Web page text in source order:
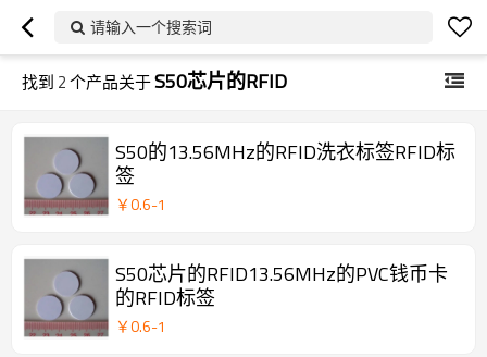
请输入一个搜索词
找到 2个产品关于S50芯片的RFID
S50的13.56MHz的RFID洗衣标签RFID标
签
￥0.6-1
S50芯片的RFID13.56MHz的PVC钱币卡
的RFID标签
￥0.6-1